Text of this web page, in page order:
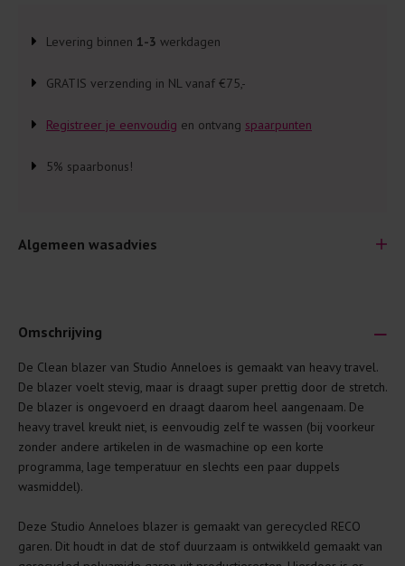
Levering binnen 1-3 werkdagen
GRATIS verzending in NL vanaf €75,-
Registreer je eenvoudig en ontvang spaarpunten
5% spaarbonus!
Algemeen wasadvies
Je wilt natuurlijk lang plezier hebben van je nieuwe kleding.
Daarom geven wij een aantal algemene was-tips:
Lees altijd eerst even het was-etiket.
Was kleding binnenste buiten. Dat beschermt de
buitenkant.
genoeg.
Was zo koud mogelijk. Op 20 of 30 graden wassen is vaak
Omschrijving
De Clean blazer van Studio Anneloes is gemaakt van heavy travel.
De blazer voelt stevig, maar is draagt super prettig door de stretch.
De blazer is ongevoerd en draagt daarom heel aangenaam. De
heavy travel kreukt niet, is eenvoudig zelf te wassen (bij voorkeur
zonder andere artikelen in de wasmachine op een korte
programma, lage temperatuur en slechts een paar duppels
wasmiddel).
Deze Studio Anneloes blazer is gemaakt van gerecycled RECO
garen. Dit houdt in dat de stof duurzaam is ontwikkeld gemaakt van